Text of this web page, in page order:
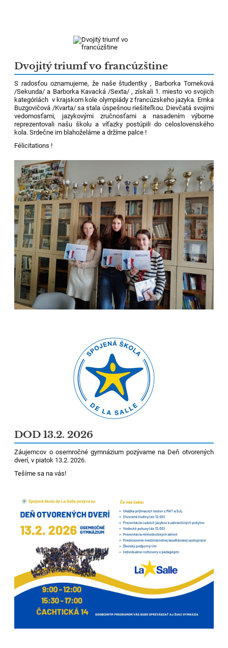
Dvojitý triumf vo francúzštine
S radosťou oznamujeme, že naše študentky , Barborka Tomeková
/Sekunda/ a Barborka Kavacká /Sexta/ , získali 1. miesto vo svojich
kategóriách v krajskom kole olympiády z francúzskeho jazyka. Emka
Buzgovičová /Kvarta/ sa stala úspešnou riešiteľkou. Dievčatá svojimi
vedomosťami, jazykovými zručnosťami a nasadením výborne
reprezentovali našu školu a víťazky postúpili do celoslovenského
kola. Srdečne im blahoželáme a držíme palce !
Félicitations !
DOD 13.2. 2026
Záujemcov o osemročné gymnázium pozývame na Deň otvorených
dverí, v piatok 13.2. 2026.
Tešíme sa na vás!